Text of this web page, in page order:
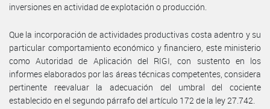
inversiones en actividad de explotación o producción.
Que la incorporación de actividades productivas costa adentro y su
particular comportamiento económico y financiero, este ministerio
como Autoridad de Aplicación del RIGI, con sustento en los
informes elaborados por las áreas técnicas competentes, considera
pertinente reevaluar la adecuación del umbral del cociente
establecido en el segundo párrafo del artículo 172 de la ley 27.742.